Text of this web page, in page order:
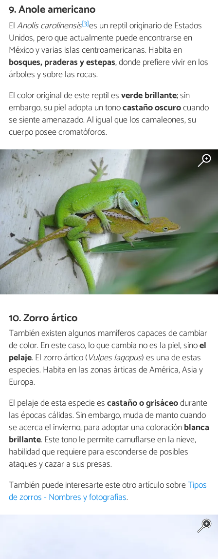
9. Anole americano
ElAnolis carolinensis[3]es un reptil originario de Estados
Unidos, pero que actualmente puede encontrarse en
México y varias islas centroamericanas. Habita en
bosques, praderas y estepas, donde prefiere vivir en los
árboles y sobre las rocas.
El color original de este reptil esverde brillante; sin
embargo, su piel adopta un tonocastaño oscurocuando
se siente amenazado. Al igual que los camaleones, su
cuerpo posee cromatóforos.
10. Zorro ártico
También existen algunos mamíferos capaces de cambiar
de color. En este caso, lo que cambia no es la piel, sinoel
pelaje. El zorro ártico (Vulpes lagopus) es una de estas
especies. Habita en las zonas árticas de América, Asia y
Europa.
El pelaje de esta especie escastaño o grisáceodurante
las épocas cálidas. Sin embargo, muda de manto cuando
se acerca el invierno, para adoptar una coloraciónblanca
brillante. Este tono le permite camuflarse en la nieve,
habilidad que requiere para esconderse de posibles
ataques y cazar a sus presas.
También puede interesarte este otro artículo sobreTipos
de zorros - Nombres y fotografías.